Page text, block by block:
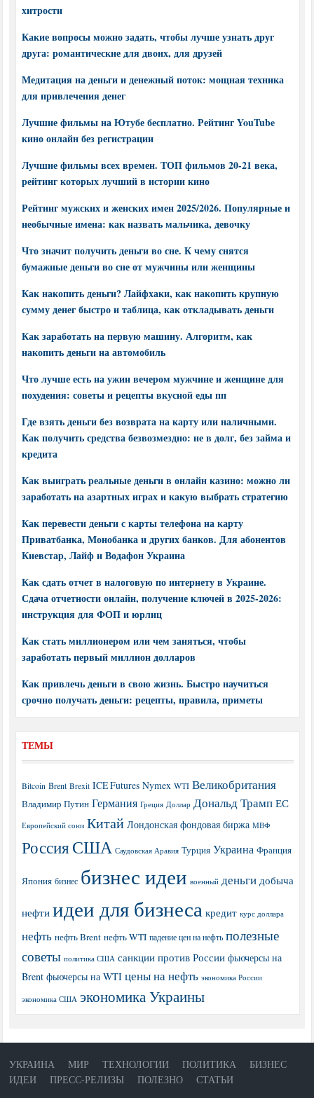
хитрости
Какие вопросы можно задать, чтобы лучше узнать друг
друга: романтические для двоих, для друзей
Медитация на деньги и денежный поток: мощная техника
для привлечения денег
Лучшие фильмы на Ютубе бесплатно. Рейтинг YouTube
кино онлайн без регистрации
Лучшие фильмы всех времен. ТОП фильмов 20-21 века,
рейтинг которых лучший в истории кино
Рейтинг мужских и женских имен 2025/2026. Популярные и
необычные имена: как назвать мальчика, девочку
Что значит получить деньги во сне. К чему снятся
бумажные деньги во сне от мужчины или женщины
Как накопить деньги? Лайфхаки, как накопить крупную
сумму денег быстро и таблица, как откладывать деньги
Как заработать на первую машину. Алгоритм, как
накопить деньги на автомобиль
Что лучше есть на ужин вечером мужчине и женщине для
похудения: советы и рецепты вкусной еды пп
Где взять деньги без возврата на карту или наличными.
Как получить средства безвозмездно: не в долг, без займа и
кредита
Как выиграть реальные деньги в онлайн казино: можно ли
заработать на азартных играх и какую выбрать стратегию
Как перевести деньги с карты телефона на карту
Приватбанка, Монобанка и других банков. Для абонентов
Киевстар, Лайф и Водафон Украина
Как сдать отчет в налоговую по интернету в Украине.
Сдача отчетности онлайн, получение ключей в 2025-2026:
инструкция для ФОП и юрлиц
Как стать миллионером или чем заняться, чтобы
заработать первый миллион долларов
Как привлечь деньги в свою жизнь. Быстро научиться
срочно получать деньги: рецепты, правила, приметы
ТЕМЫ
Bitcoin Brent Brexit ICE Futures Nymex WTI Великобритания
Владимир Путин Германия Греция Доллар Дональд Трамп ЕС
Европейский союз Китай Лондонская фондовая биржа МВФ
РоссияСША Саудовская Аравия Турция Украина Франция
Япония бизнес бизнес идеи военный деньги добыча
нефти идеи для бизнеса кредит курс доллара
нефть нефть Brent нефть WTI падение цен на нефть полезные
советы политика США санкции против России фьючерсы на
Brent фьючерсы на WTI цены на нефть экономика России
экономика США экономика Украины
УКРАИНА МИР ТЕХНОЛОГИИ ПОЛИТИКА
БИЗНЕС
ИДЕИ
ПРЕСС-РЕЛИЗЫ ПОЛЕЗНО СТАТЬИ